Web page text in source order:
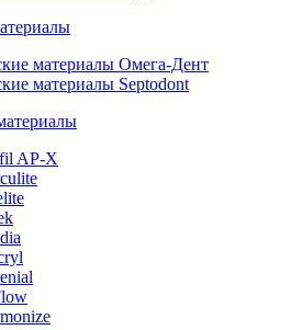
материалы Омега-Дент
материалы Septodont
AP-X